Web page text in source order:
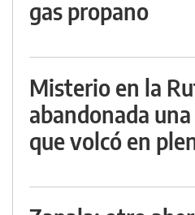
gas propano
Misterio en la
abandonada
que volcó en